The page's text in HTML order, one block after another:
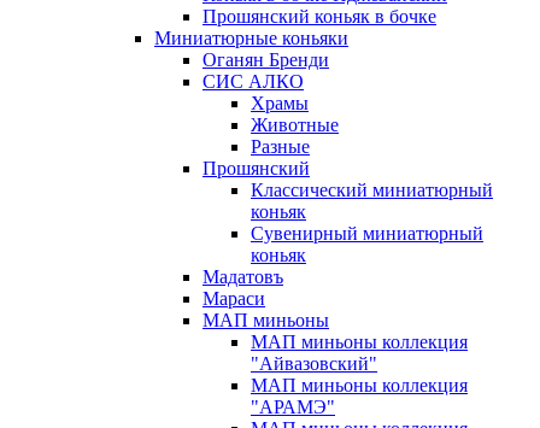
Прошянский коньяк в бочке
Миниатюрные коньяки
Оганян Бренди
СИС АЛКО
Храмы
Животные
Разные
Прошянский
Классический миниатюрный
коньяк
Сувенирный миниатюрный
коньяк
Мадатовъ
Мараси
МАП миньоны
МАП миньоны коллекция
"Айвазовский"
МАП миньоны коллекция
"АРАМЭ"